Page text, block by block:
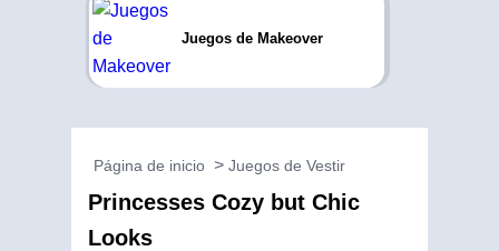
Juegos de Makeover
Página de inicio Juegos de Vestir
Princesses Cozy but Chic
Looks